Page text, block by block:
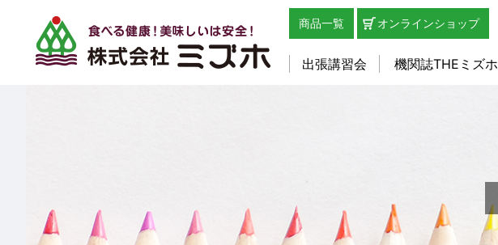
商品一覧 オンラインショップ
出張講習会 機関誌THEミズホ